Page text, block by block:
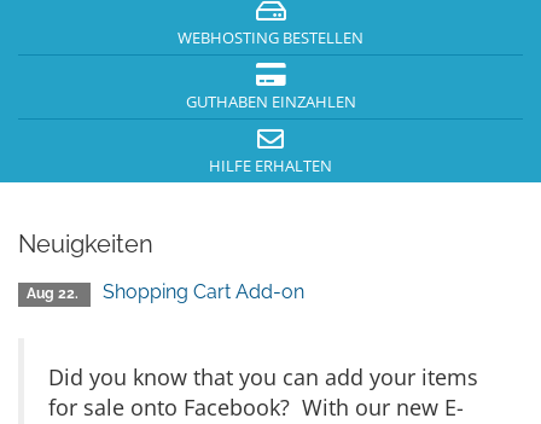
WEBHOSTING BESTELLEN
GUTHABEN EINZAHLEN
HILFE ERHALTEN
Neuigkeiten
Aug 22. Shopping Cart Add-on
Did you know that you can add your items
for sale onto Facebook? With our new E-